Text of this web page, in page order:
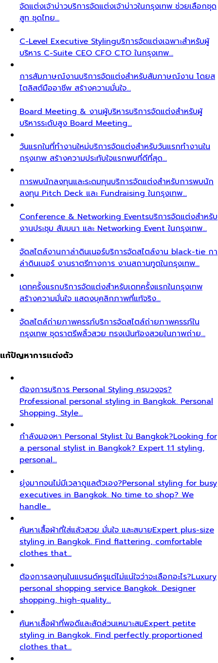
จัดแต่งเจ้าบ่าวบริการจัดแต่งเจ้าบ่าวในกรุงเทพ ช่วยเลือกชุด
สูท ชุดไทย…
C-Level Executive Stylingบริการจัดแต่งเฉพาะสำหรับผู้
บริหาร C-Suite CEO CFO CTO ในกรุงเทพ…
การสัมภาษณ์งานบริการจัดแต่งสำหรับสัมภาษณ์งาน โดยส
ไตลิสต์มืออาชีพ สร้างความมั่นใจ…
Board Meeting & งานผู้บริหารบริการจัดแต่งสำหรับผู้
บริหารระดับสูง Board Meeting…
วันแรกในที่ทำงานใหม่บริการจัดแต่งสำหรับวันแรกทำงานใน
กรุงเทพ สร้างความประทับใจแรกพบที่ดีที่สุด…
การพบนักลงทุนและระดมทุนบริการจัดแต่งสำหรับการพบนัก
ลงทุน Pitch Deck และ Fundraising ในกรุงเทพ…
Conference & Networking Eventsบริการจัดแต่งสำหรับ
งานประชุม สัมมนา และ Networking Event ในกรุงเทพ…
จัดสไตล์งานกาล่าดินเนอร์บริการจัดสไตล์งาน black-tie กา
ล่าดินเนอร์ งานราตรีทางการ งานสถานทูตในกรุงเทพ…
เดทครั้งแรกบริการจัดแต่งสำหรับเดทครั้งแรกในกรุงเทพ
สร้างความมั่นใจ แสดงบุคลิกภาพที่แท้จริง…
จัดสไตล์ถ่ายภาพครรภ์บริการจัดสไตล์ถ่ายภาพครรภ์ใน
กรุงเทพ ชุดราตรีพลิ้วสวย ทรงเน้นท้องสวยในภาพถ่าย…
แก้ปัญหาการแต่งตัว
ต้องการบริการ Personal Styling ครบวงจร?
Professional personal styling in Bangkok. Personal
Shopping, Style…
กำลังมองหา Personal Stylist ใน Bangkok?Looking for
a personal stylist in Bangkok? Expert 1:1 styling,
personal…
ยุ่งมากจนไม่มีเวลาดูแลตัวเอง?Personal styling for busy
executives in Bangkok. No time to shop? We
handle…
ค้นหาเสื้อผ้าที่ใส่แล้วสวย มั่นใจ และสบายExpert plus-size
styling in Bangkok. Find flattering, comfortable
clothes that…
ต้องการลงทุนในแบรนด์หรูแต่ไม่แน่ใจว่าจะเลือกอะไร?Luxury
personal shopping service Bangkok. Designer
shopping, high-quality…
ค้นหาเสื้อผ้าที่พอดีและสัดส่วนเหมาะสมExpert petite
styling in Bangkok. Find perfectly proportioned
clothes that…